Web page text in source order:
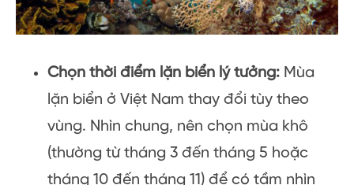
Chọn thời điểm lặn biển lý tưởng: Mùa
lặn biển ở Việt Nam thay đổi tùy theo
vùng. Nhìn chung, nên chọn mùa khô
(thường từ tháng 3 đến tháng 5 hoặc
tháng 10 đến tháng 11) để có tầm nhìn